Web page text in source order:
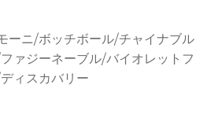
ーニ/ボッチボール/チャイナブル
ァジーネーブル/バイオレットフ
ィスカバリー